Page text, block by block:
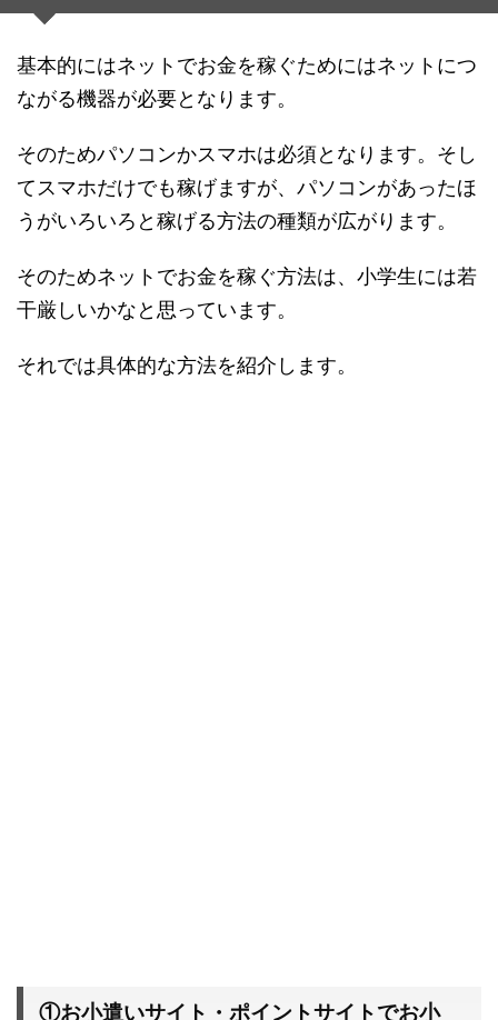
基本的にはネットでお金を稼ぐためにはネットにつ
ながる機器が必要となります。
そのためパソコンかスマホは必須となります。そし
てスマホだけでも稼げますが、パソコンがあったほ
うがいろいろと稼げる方法の種類が広がります。
そのためネットでお金を稼ぐ方法は、小学生には若
干厳しいかなと思っています。
それでは具体的な方法を紹介します。
①お小遣いサイト・ポイントサイトでお小